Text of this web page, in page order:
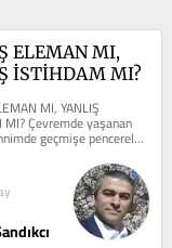
ELEMAN MI,
İSTİHDAM MI?
MI, YANLIŞ
MI? Çevremde yaşanan
geçmişe pencereler
1993 yılında ikinci